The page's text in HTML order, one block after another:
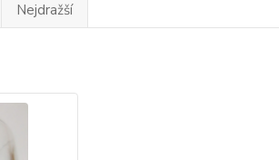
Nejdražší